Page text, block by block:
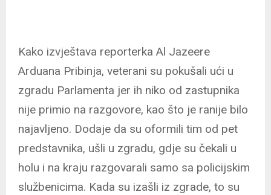
Kako izvještava reporterka Al Jazeere
Arduana Pribinja, veterani su pokušali ući u
zgradu Parlamenta jer ih niko od zastupnika
nije primio na razgovore, kao što je ranije bilo
najavljeno. Dodaje da su oformili tim od pet
predstavnika, ušli u zgradu, gdje su čekali u
holu i na kraju razgovarali samo sa policijskim
službenicima. Kada su izašli iz zgrade, to su